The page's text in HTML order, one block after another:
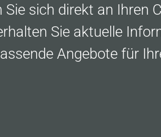
sich direkt an Ihren
Sie aktuelle
Angebote für